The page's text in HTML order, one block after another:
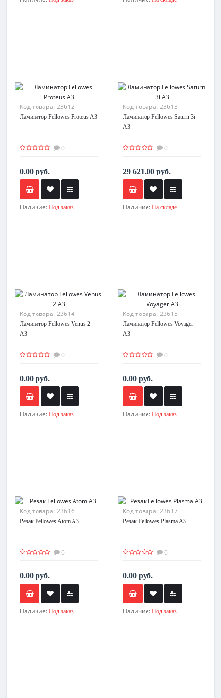
Код товара: 23612
Ламинатор Fellowes Proteus A3
0
0.00 руб.
Наличие: Под заказ
Код товара: 23613
Ламинатор Fellowes Saturn 3i
A3
0
29 621.00 руб.
Наличие: На складе
Код товара: 23614
Ламинатор Fellowes Venus 2
A3
0
0.00 руб.
Наличие: Под заказ
Код товара: 23615
Ламинатор Fellowes Voyager
A3
0
0.00 руб.
Наличие: Под заказ
Код товара: 23616
Резак Fellowes Atom A3
0
0.00 руб.
Наличие: Под заказ
Код товара: 23617
Резак Fellowes Plasma A3
0
0.00 руб.
Наличие: Под заказ